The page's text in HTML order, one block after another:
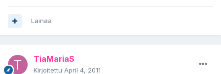
Lainaa
TiaMariaS
Kirjoitettu April 4, 2011